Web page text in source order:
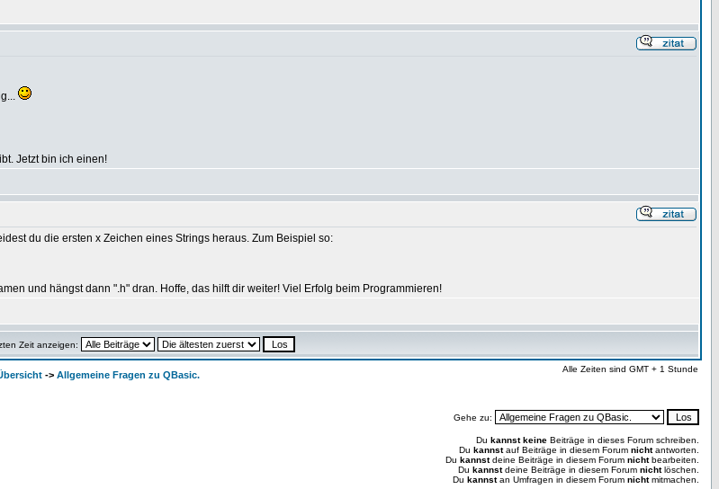
Jetzt bin ich einen!
du die ersten x Zeichen eines Strings heraus. Zum Beispiel so:
und hängst dann ".h" dran. Hoffe, das hilft dir weiter! Viel Erfolg beim Programmieren!
Zeit anzeigen:
-> Allgemeine Fragen zu QBasic.
Alle Zeiten sind GMT + 1 Stunde
Gehe zu:
Du kannst keine Beiträge in dieses Forum schreiben.
Du kannstauf Beiträge in diesem Forum nichtantworten.
Du kannstdeine Beiträge in diesem Forum nichtbearbeiten.
Du kannstdeine Beiträge in diesem Forum nichtlöschen.
Du kannstan Umfragen in diesem Forum nichtmitmachen.